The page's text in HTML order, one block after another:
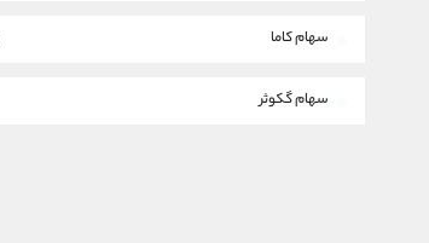
سهام کاما
سهام گکوثر